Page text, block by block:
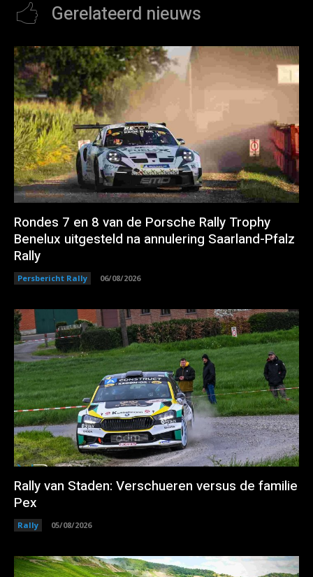
Gerelateerd nieuws
Rondes 7 en 8 van de Porsche Rally Trophy
Benelux uitgesteld na annulering Saarland-Pfalz
Rally
Persbericht Rally 06/08/2026
Rally van Staden: Verschueren versus de familie
Pex
Rally 05/08/2026